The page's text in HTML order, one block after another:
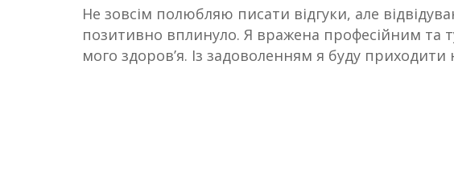
Не зовсім полюбляю писати відгуки, але
позитивно вплинуло. Я вражена професійним та
мого здоров’я. Із задоволенням я буду